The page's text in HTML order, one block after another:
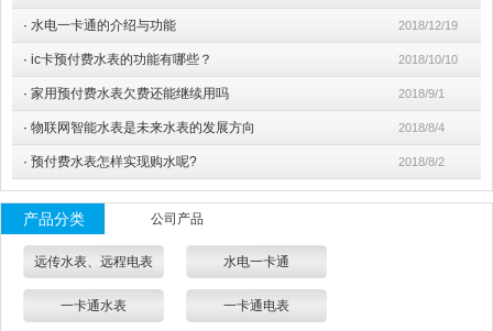
· 水电一卡通的介绍与功能 2018/12/19
· ic卡预付费水表的功能有哪些？ 2018/10/10
· 家用预付费水表欠费还能继续用吗 2018/9/1
· 物联网智能水表是未来水表的发展方向 2018/8/4
· 预付费水表怎样实现购水呢? 2018/8/2
产品分类 公司产品
远传水表、远程电表 水电一卡通
一卡通水表 一卡通电表